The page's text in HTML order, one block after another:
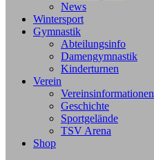
News
Wintersport
Gymnastik
Abteilungsinfo
Damengymnastik
Kinderturnen
Verein
Vereinsinformationen
Geschichte
Sportgelände
TSV Arena
Shop